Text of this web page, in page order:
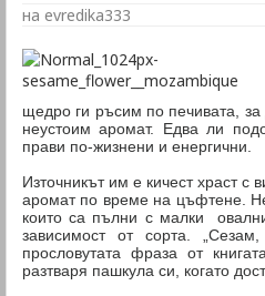
на evredika333
щедро ги ръсим по печивата,
неустоим аромат. Едва ли
прави по-жизнени и енергични.
Източникът им е кичест храст с
аромат по време на цъфтене.
които са пълни с малки
зависимост от сорта.
прословутата фраза от
разтваря пашкула си, когато